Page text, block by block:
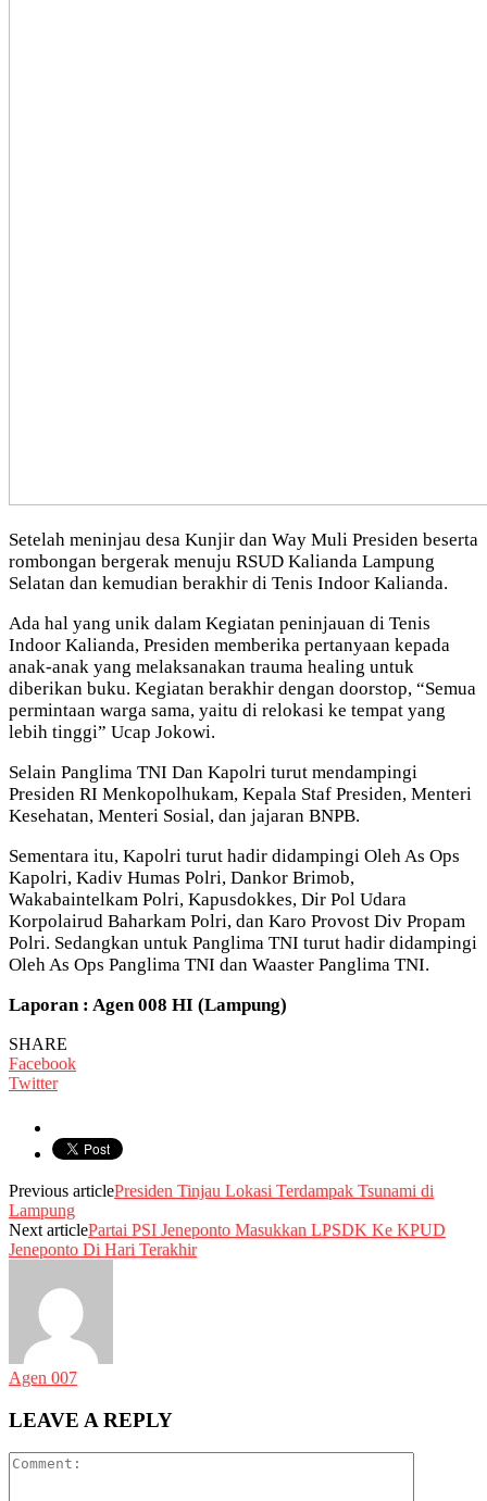
Setelah meninjau desa Kunjir dan Way Muli Presiden beserta
rombongan bergerak menuju RSUD Kalianda Lampung
Selatan dan kemudian berakhir di Tenis Indoor Kalianda.
Ada hal yang unik dalam Kegiatan peninjauan di Tenis
Indoor Kalianda, Presiden memberika pertanyaan kepada
anak-anak yang melaksanakan trauma healing untuk
diberikan buku. Kegiatan berakhir dengan doorstop, “Semua
permintaan warga sama, yaitu di relokasi ke tempat yang
lebih tinggi” Ucap Jokowi.
Selain Panglima TNI Dan Kapolri turut mendampingi
Presiden RI Menkopolhukam, Kepala Staf Presiden, Menteri
Kesehatan, Menteri Sosial, dan jajaran BNPB.
Sementara itu, Kapolri turut hadir didampingi Oleh As Ops
Kapolri, Kadiv Humas Polri, Dankor Brimob,
Wakabaintelkam Polri, Kapusdokkes, Dir Pol Udara
Korpolairud Baharkam Polri, dan Karo Provost Div Propam
Polri. Sedangkan untuk Panglima TNI turut hadir didampingi
Oleh As Ops Panglima TNI dan Waaster Panglima TNI.
Laporan : Agen 008 HI (Lampung)
SHARE
Facebook
Twitter
Previous articlePresiden Tinjau Lokasi Terdampak Tsunami di
Lampung
Next articlePartai PSI Jeneponto Masukkan LPSDK Ke KPUD
Jeneponto Di Hari Terakhir
Agen 007
LEAVE A REPLY